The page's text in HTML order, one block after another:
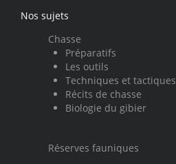
Nos sujets
Chasse
Préparatifs
Les outils
Techniques et tactiques
Récits de chasse
Biologie du gibier
Réserves fauniques